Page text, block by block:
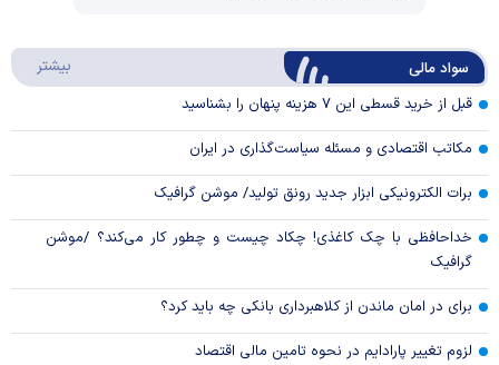
Video
سواد مالی بیشتر
قبل از خرید قسطی این ۷ هزینه پنهان را بشناسید
مکاتب اقتصادی و مسئله سیاست‌گذاری در ایران
برات الکترونیکی ابزار جدید رونق تولید/ موشن گرافیک
خداحافظی با چک کاغذی! چکاد چیست و چطور کار می‌کند؟ /موشن
گرافیک
برای در امان ماندن از کلاهبرداری بانکی چه باید کرد؟
لزوم تغییر پارادایم در نحوه تامین مالی اقتصاد